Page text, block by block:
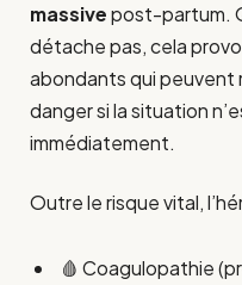
massivepost-partum.
détache pas, cela
abondants qui peuvent
danger si la situation
immédiatement.
Outre le risque vital,
🩸 Coagulopathie